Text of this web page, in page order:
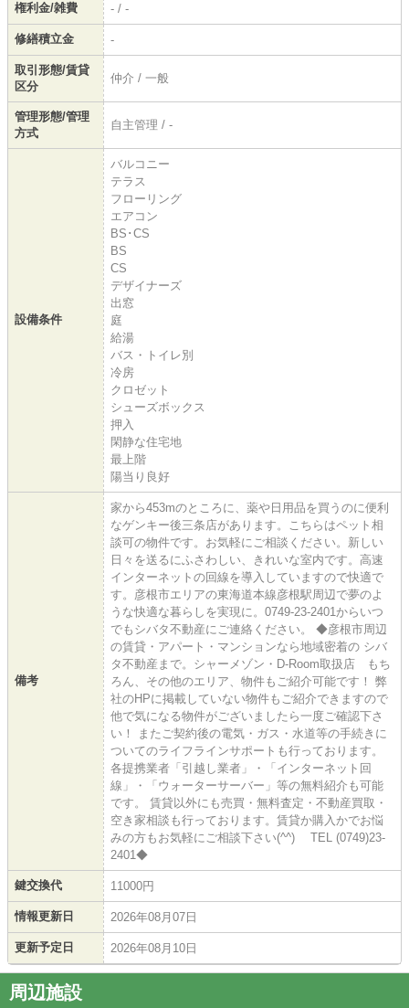
権利金/雑費 - / -
修繕積立金 -
取引形態/賃貸
区分
仲介 / 一般
管理形態/管理
方式
自主管理 / -
設備条件
バルコニー
テラス
フローリング
エアコン
BS･CS
BS
CS
デザイナーズ
出窓
庭
給湯
バス・トイレ別
冷房
クロゼット
シューズボックス
押入
閑静な住宅地
最上階
陽当り良好
備考
家から453mのところに、薬や日用品を買うのに便利
なゲンキー後三条店があります。こちらはペット相
談可の物件です。お気軽にご相談ください。新しい
日々を送るにふさわしい、きれいな室内です。高速
インターネットの回線を導入していますので快適で
す。彦根市エリアの東海道本線彦根駅周辺で夢のよ
うな快適な暮らしを実現に。0749-23-2401からいつ
でもシバタ不動産にご連絡ください。 ◆彦根市周辺
の賃貸・アパート・マンションなら地域密着の シバ
タ不動産まで。シャーメゾン・D-Room取扱店 もち
ろん、その他のエリア、物件もご紹介可能です！ 弊
社のHPに掲載していない物件もご紹介できますので
他で気になる物件がございましたら一度ご確認下さ
い！ またご契約後の電気・ガス・水道等の手続きに
ついてのライフラインサポートも行っております。
各提携業者「引越し業者」・「インターネット回
線」・「ウォーターサーバー」等の無料紹介も可能
です。 賃貸以外にも売買・無料査定・不動産買取・
空き家相談も行っております。賃貸か購入かでお悩
みの方もお気軽にご相談下さい(^^) TEL (0749)23-
2401◆
鍵交換代 11000円
情報更新日 2026年08月07日
更新予定日 2026年08月10日
周辺施設